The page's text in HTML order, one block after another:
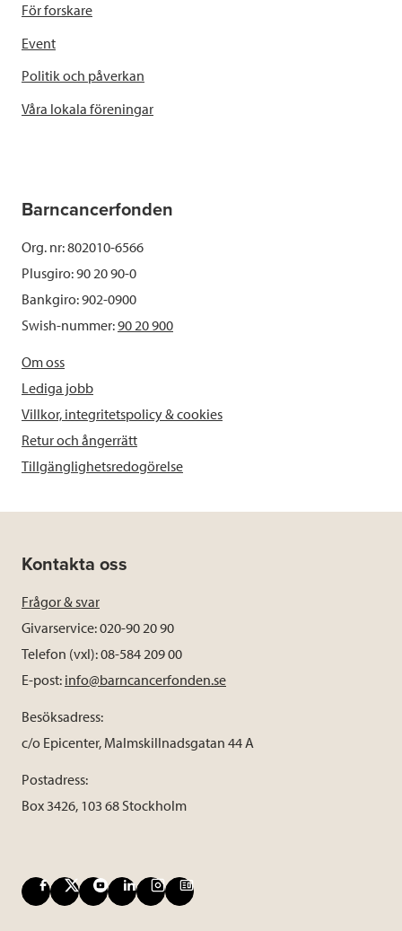
För forskare
Event
Politik och påverkan
Våra lokala föreningar
Barncancerfonden
Org. nr: 802010-6566
Plusgiro: 90 20 90-0
Bankgiro: 902-0900
Swish-nummer:90 20 900
Om oss
Lediga jobb
Villkor, integritetspolicy & cookies
Retur och ångerrätt
Tillgänglighetsredogörelse
Kontakta oss
Frågor & svar
Givarservice: 020-90 20 90
Telefon (vxl): 08-584 209 00
E-post: info@barncancerfonden.se
Besöksadress:
c/o Epicenter, Malmskillnadsgatan 44 A
Postadress:
Box 3426, 103 68 Stockholm
F
X
Y
L
I
B